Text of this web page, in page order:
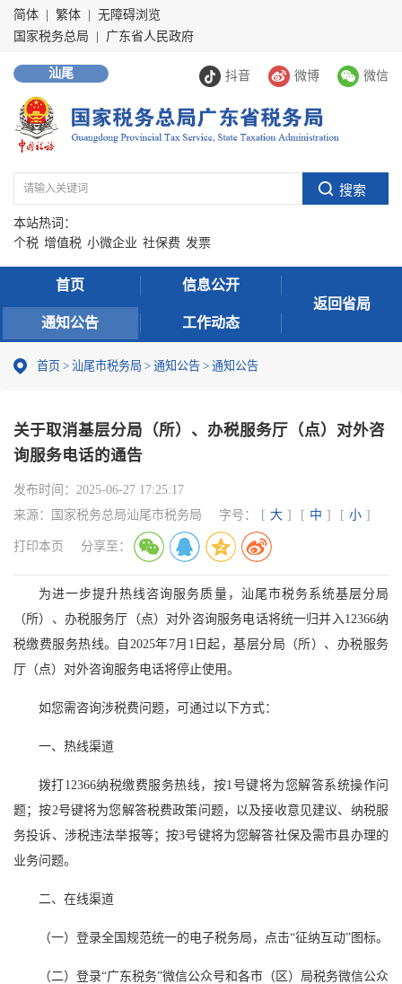
简体 繁体
无障碍浏览
国家税务总局
广东省人民政府
抖音 微博 微信
汕尾
本站热词：
个税 增值税 小微企业 社保费 发票
首页 信息公开
通知公告 工作动态
返回省局
首页 > 汕尾市税务局 > 通知公告 > 通知公告
关于取消基层分局（所）、办税服务厅（点）对外咨
询服务电话的通告
发布时间： 2025-06-27 17:25:17
来源：
国家税务总局汕尾市税务局 字号： [ 大 ] [ 中 ] [ 小 ]
打印本页 分享至：
为进一步提升热线咨询服务质量，汕尾市税务系统基层分局
（所）、办税服务厅（点）对外咨询服务电话将统一归并入12366纳
税缴费服务热线。自2025年7月1日起，基层分局（所）、办税服务
厅（点）对外咨询服务电话将停止使用。
如您需咨询涉税费问题，可通过以下方式：
一、热线渠道
拨打12366纳税缴费服务热线，按1号键将为您解答系统操作问
题；按2号键将为您解答税费政策问题，以及接收意见建议、纳税服
务投诉、涉税违法举报等；按3号键将为您解答社保及需市县办理的
业务问题。
二、在线渠道
（一）登录全国规范统一的电子税务局，点击“征纳互动”图标。
（二）登录“广东税务”微信公众号和各市（区）局税务微信公众